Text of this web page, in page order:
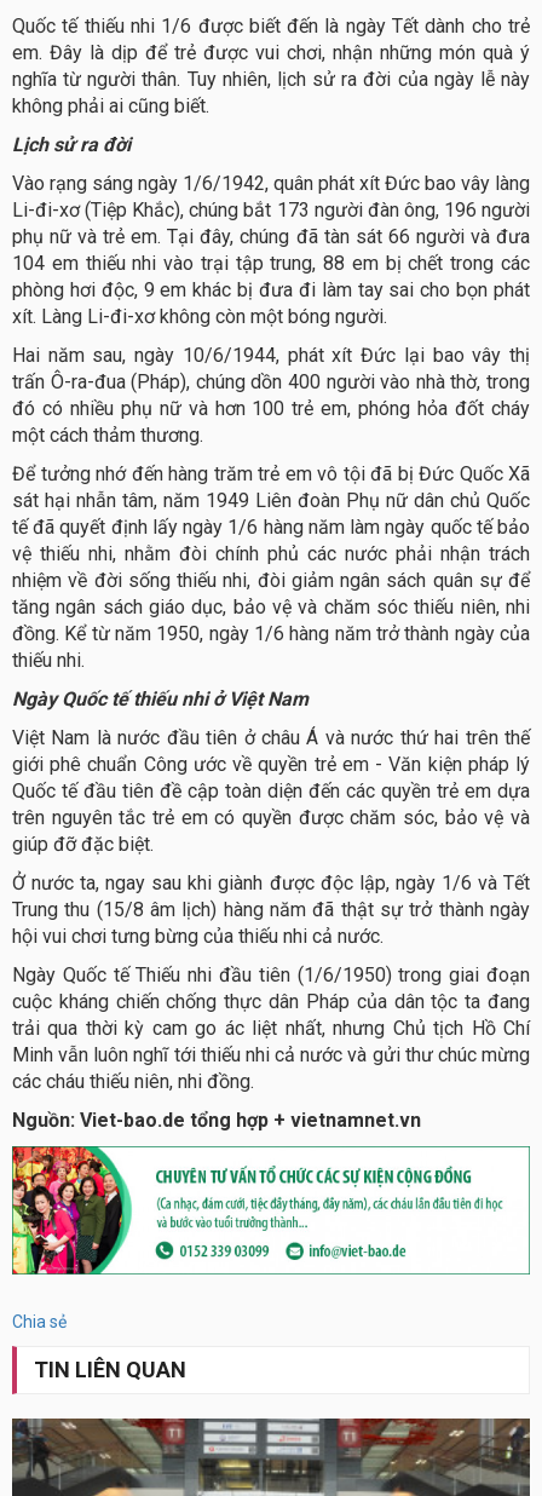
Quốc tế thiếu nhi 1/6 được biết đến là ngày Tết dành cho trẻ
em. Đây là dịp để trẻ được vui chơi, nhận những món quà ý
nghĩa từ người thân. Tuy nhiên, lịch sử ra đời của ngày lễ này
không phải ai cũng biết.
Lịch sử ra đời
Vào rạng sáng ngày 1/6/1942, quân phát xít Đức bao vây làng
Li-đi-xơ (Tiệp Khắc), chúng bắt 173 người đàn ông, 196 người
phụ nữ và trẻ em. Tại đây, chúng đã tàn sát 66 người và đưa
104 em thiếu nhi vào trại tập trung, 88 em bị chết trong các
phòng hơi độc, 9 em khác bị đưa đi làm tay sai cho bọn phát
xít. Làng Li-đi-xơ không còn một bóng người.
Hai năm sau, ngày 10/6/1944, phát xít Đức lại bao vây thị
trấn Ô-ra-đua (Pháp), chúng dồn 400 người vào nhà thờ, trong
đó có nhiều phụ nữ và hơn 100 trẻ em, phóng hỏa đốt cháy
một cách thảm thương.
Để tưởng nhớ đến hàng trăm trẻ em vô tội đã bị Đức Quốc Xã
sát hại nhẫn tâm, năm 1949 Liên đoàn Phụ nữ dân chủ Quốc
tế đã quyết định lấy ngày 1/6 hàng năm làm ngày quốc tế bảo
vệ thiếu nhi, nhằm đòi chính phủ các nước phải nhận trách
nhiệm về đời sống thiếu nhi, đòi giảm ngân sách quân sự để
tăng ngân sách giáo dục, bảo vệ và chăm sóc thiếu niên, nhi
đồng. Kể từ năm 1950, ngày 1/6 hàng năm trở thành ngày của
thiếu nhi.
Ngày Quốc tế thiếu nhi ở Việt Nam
Việt Nam là nước đầu tiên ở châu Á và nước thứ hai trên thế
giới phê chuẩn Công ước về quyền trẻ em - Văn kiện pháp lý
Quốc tế đầu tiên đề cập toàn diện đến các quyền trẻ em dựa
trên nguyên tắc trẻ em có quyền được chăm sóc, bảo vệ và
giúp đỡ đặc biệt.
Ở nước ta, ngay sau khi giành được độc lập, ngày 1/6 và Tết
Trung thu (15/8 âm lịch) hàng năm đã thật sự trở thành ngày
hội vui chơi tưng bừng của thiếu nhi cả nước.
Ngày Quốc tế Thiếu nhi đầu tiên (1/6/1950) trong giai đoạn
cuộc kháng chiến chống thực dân Pháp của dân tộc ta đang
trải qua thời kỳ cam go ác liệt nhất, nhưng Chủ tịch Hồ Chí
Minh vẫn luôn nghĩ tới thiếu nhi cả nước và gửi thư chúc mừng
các cháu thiếu niên, nhi đồng.
Nguồn: Viet-bao.de tổng hợp + vietnamnet.vn
Chia sẻ
TIN LIÊN QUAN